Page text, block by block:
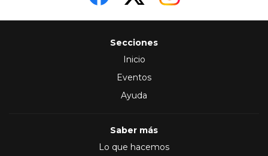
Secciones
Inicio
Eventos
Ayuda
Saber más
Lo que hacemos